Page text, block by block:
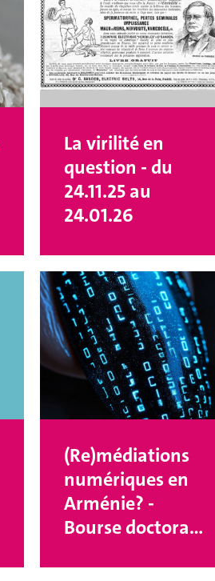
La virilité en
question - du
24.11.25 au
24.01.26
(Re)médiations
numériques en
Arménie? -
Bourse doctorale